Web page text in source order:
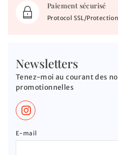
Paiement sécurisé
Protocol SSL/
Newsletters
Tenez-moi au courant des
promotionnelles
E-mail